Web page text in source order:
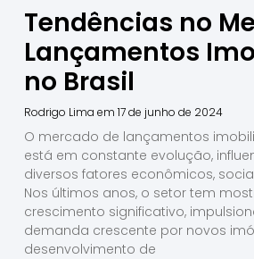
Tendências no
Lançamentos
no Brasil
Rodrigo Lima 17 de junho de 2024
O mercado de lançamentos
está em constante evolução,
diversos fatores econômicos,
Nos últimos anos, o setor tem
crescimento significativo,
demanda crescente por novos
desenvolvimento de